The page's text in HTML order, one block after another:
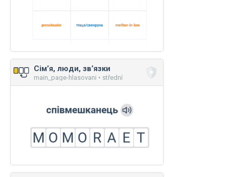
Сім’я, люди, зв’язки
main_page-hlasovani • střední